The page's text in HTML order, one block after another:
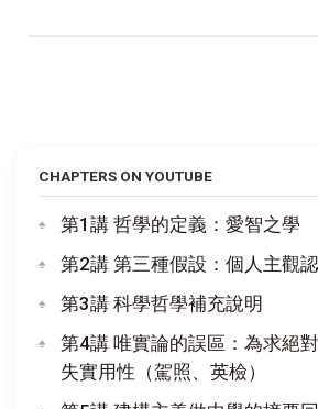
CHAPTERS ON YOUTUBE
第1講 哲學的定義：愛智之學
第2講 第三種假設：個人主觀
第3講 科學哲學補充說明
第4講 唯實論的誤區：為求絕
失實用性（駕照、英檢）